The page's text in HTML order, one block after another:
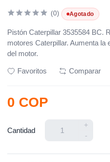
(0) Agotado
Pistón Caterpillar 3535584 BC.
motores Caterpillar. Aumenta la
del motor.
Favoritos Comparar
0 COP
Cantidad
+
-